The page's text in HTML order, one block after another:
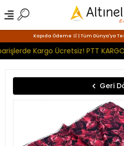
Kapıda Ödeme 🛒 | Tüm Dünya'ya
Kargo Ücretsiz! PTT
Geri